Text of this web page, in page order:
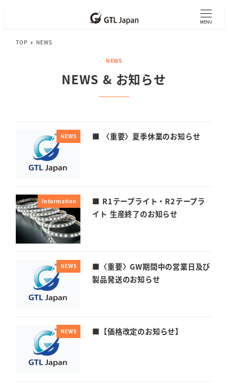
MENU
TOP NEWS
NEWS
NEWS & お知らせ
NEWS ■ 〈重要〉夏季休業のお知らせ
Information
■ R1テープライト・R2テープラ
イト 生産終了のお知らせ
NEWS
■〈重要〉GW期間中の営業日及び
製品発送のお知らせ
NEWS ■【価格改定のお知らせ】